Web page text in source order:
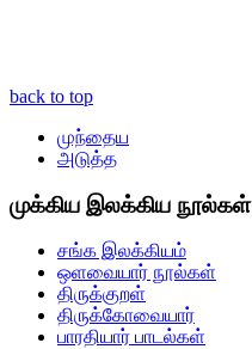
back to top
முந்தைய
அடுத்த
முக்கிய இலக்கிய நூல்கள்
சங்க இலக்கியம்
ஒளவையார் நூல்கள்
திருக்குறள்
திருக்கோவையார்
பாரதியார் பாடல்கள்